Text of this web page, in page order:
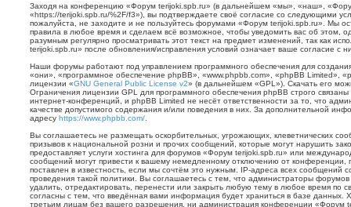
Заходя на конференцию «Форум terijoki.spb.ru» (в дальнейшем «мы», «наш»,
«https://terijoki.spb.ru/%2F/f3»), вы подтверждаете своё согласие со следующими
пожалуйста, не заходите и не пользуйтесь форумами «Форум terijoki.spb.ru». Мы
правила в любое время и сделаем всё возможное, чтобы уведомить вас об этом,
разумным регулярно просматривать этот текст на предмет изменений, так как
terijoki.spb.ru» после обновления/исправления условий означает ваше согласие с
Наши форумы работают под управлением программного обеспечения для
«они», «программное обеспечение phpBB», «www.phpbb.com», «phpBB Limited»,
лицензии «GNU General Public License v2» (в дальнейшем «GPL»). Скачать его
Ограничения лицензии GPL для программного обеспечения phpBB строго
интернет-конференций, и phpBB Limited не несёт ответственности за то, что
качестве допустимого содержания и/или поведения в них. За дополнительной
адресу https://www.phpbb.com/
Вы соглашаетесь не размещать оскорбительных, угрожающих, клеветнических
призывов к национальной розни и прочих сообщений, которые могут нарушить
предоставляет услуги хостинга для форумов «Форум terijoki.spb.ru» или
сообщений могут привести к вашему немедленному отключению от конференции,
поставлен в известность, если мы сочтём это нужным. IP-адреса всех сообщений
проведения такой политики. Вы соглашаетесь с тем, что администраторы
удалить, отредактировать, перенести или закрыть любую тему в любое время по
согласны с тем, что введённая вами информация будет храниться в базе данных.
третьим лицам без вашего разрешения, ни администрация конференции «Форум